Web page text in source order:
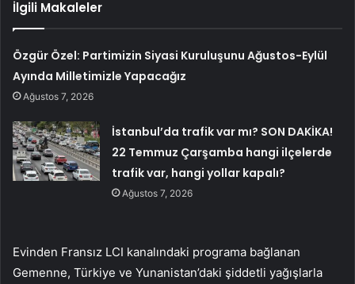
İlgili Makaleler
Özgür Özel: Partimizin Siyasi Kuruluşunu Ağustos-Eylül
Ayında Milletimizle Yapacağız
Ağustos 7, 2026
İstanbul’da trafik var mı? SON DAKİKA!
22 Temmuz Çarşamba hangi ilçelerde
trafik var, hangi yollar kapalı?
Ağustos 7, 2026
Evinden Fransız LCI kanalındaki programa bağlanan
Gemenne, Türkiye ve Yunanistan’daki şiddetli yağışlarla